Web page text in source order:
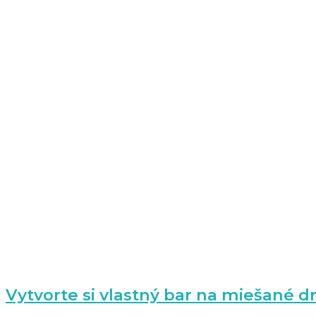
Vytvorte si vlastný bar na miešané